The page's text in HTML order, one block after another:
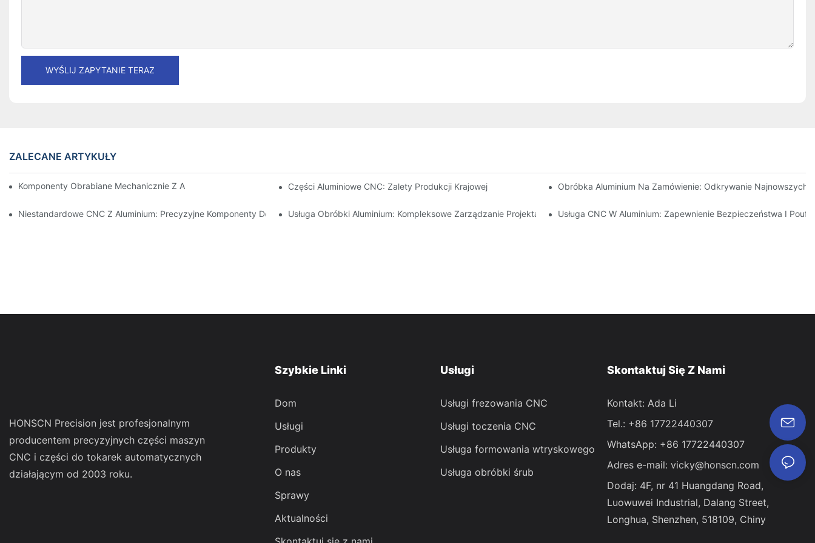
WYŚLIJ ZAPYTANIE TERAZ
ZALECANE ARTYKUŁY
Komponenty Obrabiane Mechanicznie Z Aluminium: Dostosowanie Do Nisz RynkowychCzęści Aluminiowe CNC: Zalety Produkcji Krajowej Obróbka Aluminium Na Zamówienie: Odkrywanie Najnowszych
Niestandardowe CNC Z Aluminium: Precyzyjne Komponenty Do Automatyki PrzemysłowejUsługa Obróbki Aluminium: Kompleksowe Zarządzanie Projektami Usługa CNC W Aluminium: Zapewnienie Bezpieczeństwa I
HONSCN Precision jest profesjonalnym
producentem precyzyjnych części maszyn
CNC i części do tokarek automatycznych
działającym od 2003 roku.
Szybkie Linki
Dom
Usługi
Produkty
O nas
Sprawy
Aktualności
Usługi
Usługi frezowania CNC
Usługi toczenia CNC
Usługa formowania wtryskowego
Usługa obróbki śrub
Skontaktuj Się Z Nami
Kontakt: Ada Li
Tel.: +86 17722440307
WhatsApp: +86 17722440307
Adres e-mail: vicky@honscn.com
Dodaj: 4F, ​​nr 41 Huangdang Road,
Luowuwei Industrial, Dalang Street,
Longhua, Shenzhen, 518109, Chiny